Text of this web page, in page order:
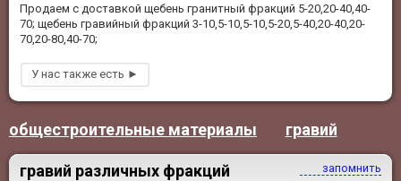
Продаем с доставкой щебень гранитный фракций 5-20,20-40,40-
70; щебень гравийный фракций 3-10,5-10,5-10,5-20,5-40,20-40,20-
70,20-80,40-70;
общестроительные материалы гравий
запомнить
гравий различных фракций